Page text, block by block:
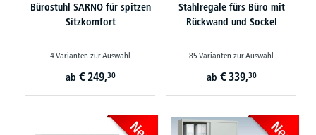
Bürostuhl SARNO für spitzen
Sitzkomfort
4 Varianten zur Auswahl
ab € 249,30
Stahlregale fürs Büro mit
Rückwand und Sockel
85 Varianten zur Auswahl
ab € 339,30